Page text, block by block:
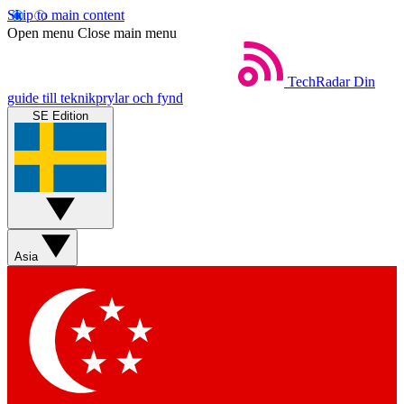
Skip to main content
Open menu Close main menu
TechRadar Din
guide till teknikprylar och fynd
SE Edition
Asia